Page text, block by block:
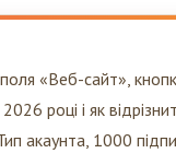
«Веб-сайт»,
році і як
1000